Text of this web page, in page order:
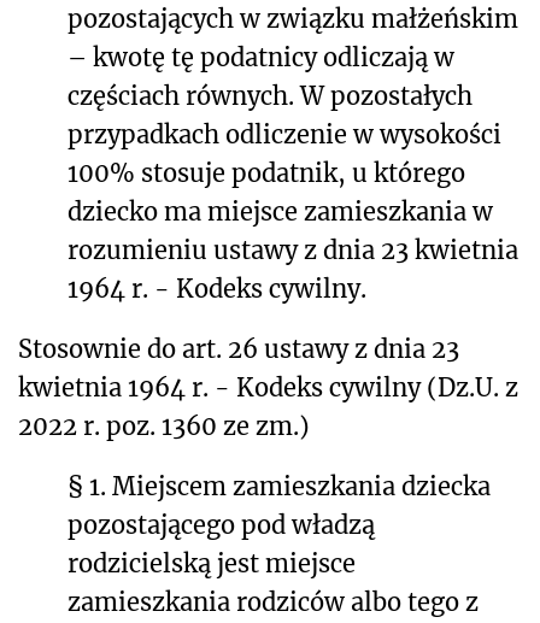
pozostających w związku małżeńskim
– kwotę tę podatnicy odliczają w
częściach równych. W pozostałych
przypadkach odliczenie w wysokości
100% stosuje podatnik, u którego
dziecko ma miejsce zamieszkania w
rozumieniu ustawy z dnia 23 kwietnia
1964 r. - Kodeks cywilny.
Stosownie do art. 26 ustawy z dnia 23
kwietnia 1964 r. - Kodeks cywilny (Dz.U. z
2022 r. poz. 1360 ze zm.)
§ 1. Miejscem zamieszkania dziecka
pozostającego pod władzą
rodzicielską jest miejsce
zamieszkania rodziców albo tego z